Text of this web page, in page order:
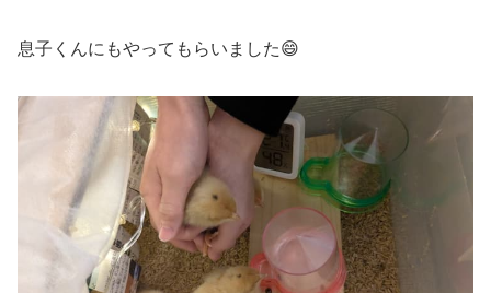
息子くんにもやってもらいました😄